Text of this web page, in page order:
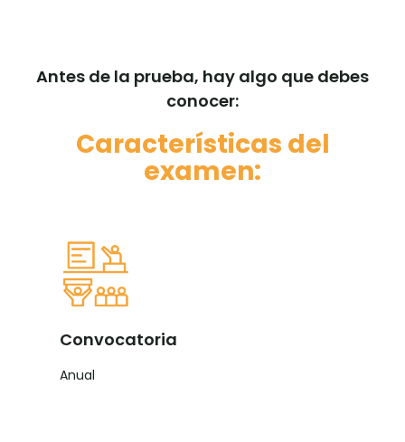
Antes de la prueba, hay algo que debes
conocer:
Características del
examen:
Convocatoria
Anual